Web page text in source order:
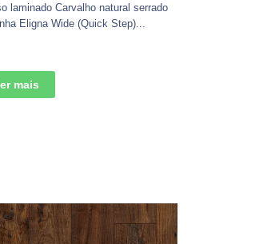
laminado Carvalho natural serrado
Eligna Wide (Quick Step)...
mais